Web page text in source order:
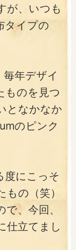
が、いつも
タイプの
毎年デザイ
ものを見つ
となかなか
のピンク
度にこっそ
の（笑）
、今回、
仕立てまし